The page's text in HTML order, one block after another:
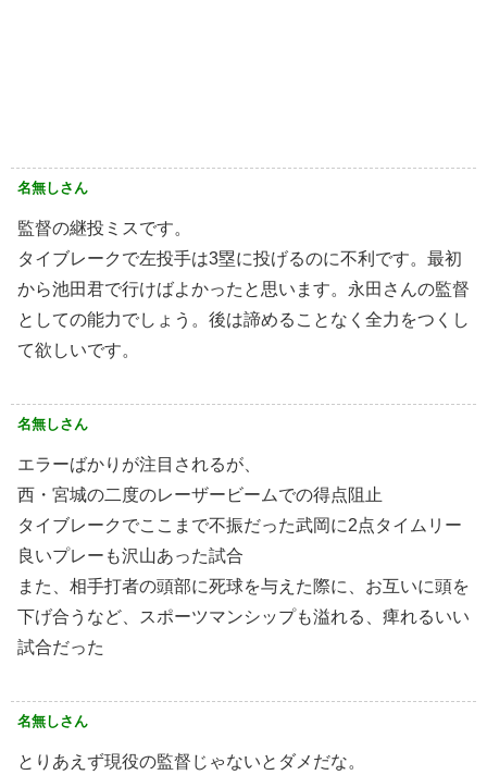
名無しさん
監督の継投ミスです。
タイブレークで左投手は3塁に投げるのに不利です。最初
から池田君で行けばよかったと思います。永田さんの監督
としての能力でしょう。後は諦めることなく全力をつくし
て欲しいです。
名無しさん
エラーばかりが注目されるが、
西・宮城の二度のレーザービームでの得点阻止
タイブレークでここまで不振だった武岡に2点タイムリー
良いプレーも沢山あった試合
また、相手打者の頭部に死球を与えた際に、お互いに頭を
下げ合うなど、スポーツマンシップも溢れる、痺れるいい
試合だった
名無しさん
とりあえず現役の監督じゃないとダメだな。